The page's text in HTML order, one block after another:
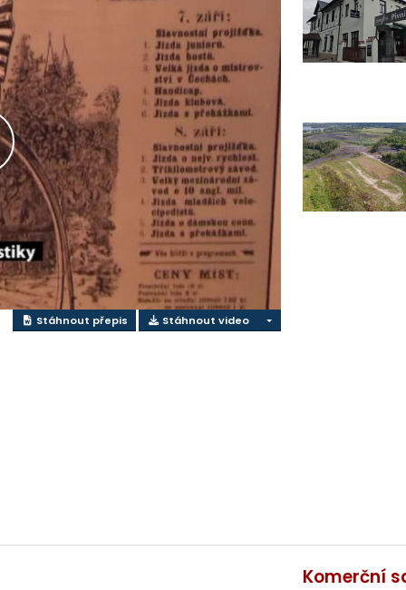
Stáhnout přepis Stáhnout video
Komerční